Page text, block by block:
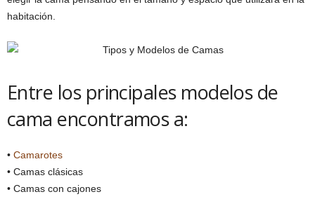
habitación.
Entre los principales modelos de
cama encontramos a:
• Camarotes
• Camas clásicas
• Camas con cajones